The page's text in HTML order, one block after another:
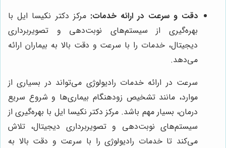
دقت و سرعت در ارائه خدمات: مرکز دکتر نکیسا ایل با
بهره‌گیری از سیستم‌های نوبت‌دهی و تصویربرداری
دیجیتال، خدمات را با سرعت و دقت بالا به بیماران ارائه
می‌دهد.
سرعت در ارائه خدمات رادیولوژی می‌تواند در بسیاری از
موارد، مانند تشخیص زودهنگام بیماری‌ها و شروع سریع
درمان، بسیار مهم باشد. مرکز دکتر نکیسا ایل با بهره‌گیری از
سیستم‌های نوبت‌دهی و تصویربرداری دیجیتال، تلاش
می‌کند تا خدمات رادیولوژی را با سرعت و دقت بالا به